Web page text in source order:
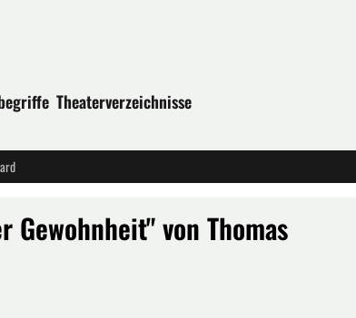
Theaterverzeichnisse
von Thomas